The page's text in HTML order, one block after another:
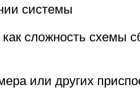
системы
сложность схемы
или других